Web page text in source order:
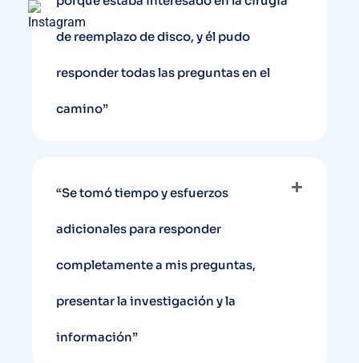
de reemplazo de disco, y él pudo
responder todas las preguntas en el
camino”
“Se tomó tiempo y esfuerzos
adicionales para responder
completamente a mis preguntas,
presentar la investigación y la
información”